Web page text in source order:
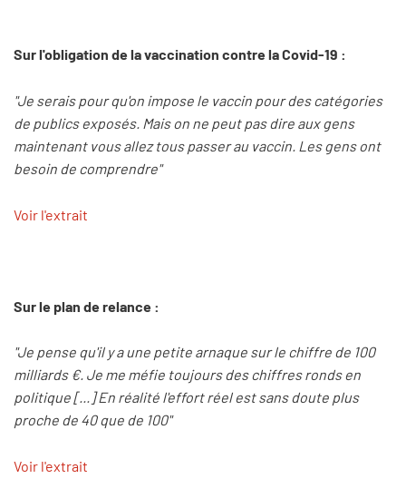
Sur l'obligation de la vaccination contre la Covid-19 :
"Je serais pour qu'on impose le vaccin pour des catégories
de publics exposés. Mais on ne peut pas dire aux gens
maintenant vous allez tous passer au vaccin. Les gens ont
besoin de comprendre"
Voir l'extrait
Sur le plan de relance :
"Je pense qu'il y a une petite arnaque sur le chiffre de 100
milliards €. Je me méfie toujours des chiffres ronds en
politique [...] En réalité l'effort réel est sans doute plus
proche de 40 que de 100"
Voir l'extrait